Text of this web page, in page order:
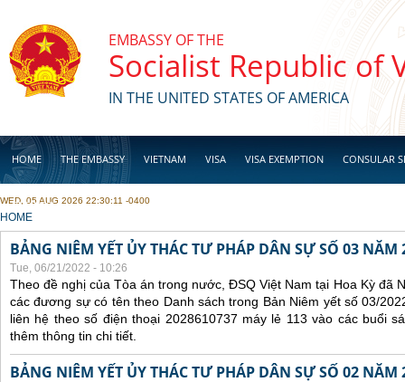
EMBASSY OF THE
Socialist Republic of
IN THE UNITED STATES OF AMERICA
HOME THE EMBASSY VIETNAM VISA VISA EXEMPTION CONSULAR
BUSINESS
WED, 05 AUG 2026 22:30:11 -0400
YOU ARE HERE
HOME
BẢNG NIÊM YẾT ỦY THÁC TƯ PHÁP DÂN SỰ SỐ 03 NĂM
Tue, 06/21/2022 - 10:26
Theo đề nghị của Tòa án trong nước, ĐSQ Việt Nam tại Hoa Kỳ đã
các đương sự có tên theo Danh sách trong Bản Niêm yết số 03/
liên hệ theo số điện thoại 2028610737 máy lẻ 113 vào các buổi
thêm thông tin chi tiết.
BẢNG NIÊM YẾT ỦY THÁC TƯ PHÁP DÂN SỰ SỐ 02 NĂM